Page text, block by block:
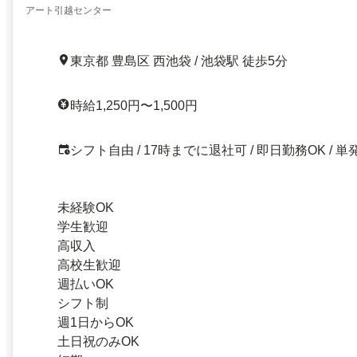
アート引越センター
東京都 豊島区 西池袋 / 池袋駅 徒歩5分
時給1,250円〜1,500円
シフト自由 / 17時までに退社可 / 即日勤務OK / 単
未経験OK
学生歓迎
高収入
高校生歓迎
週払いOK
シフト制
週1日からOK
土日祝のみOK